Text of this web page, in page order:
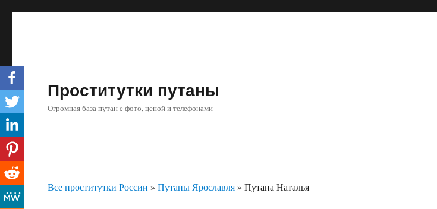
Проститутки путаны
Огромная база путан c фото, ценой и телефонами
Все проститутки России »Путаны Ярославля»Путана Наталья